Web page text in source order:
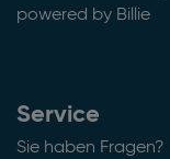
powered by Billie
Service
Sie haben Fragen?